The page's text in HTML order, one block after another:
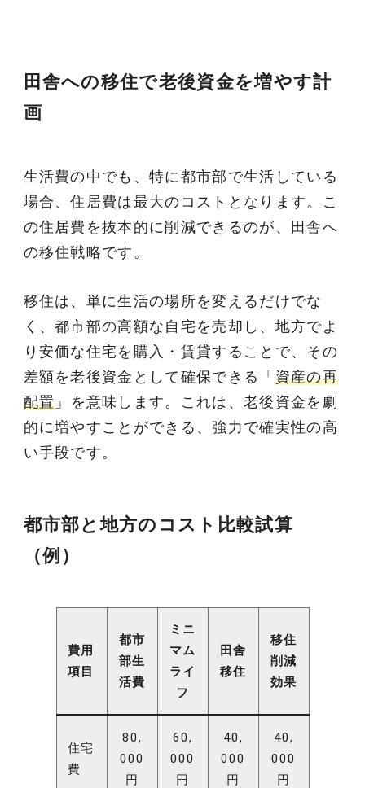
田舎への移住で老後資金を増やす計
画
生活費の中でも、特に都市部で生活している
場合、住居費は最大のコストとなります。こ
の住居費を抜本的に削減できるのが、田舎へ
の移住戦略です。
移住は、単に生活の場所を変えるだけでな
く、都市部の高額な自宅を売却し、地方でよ
り安価な住宅を購入・賃貸することで、その
差額を老後資金として確保できる「資産の再
配置 」を意味します。これは、老後資金を劇
的に増やすことができる、強力で確実性の高
い手段です。
都市部と地方のコスト比較試算
（例）
費用
項目
都市
部生
活費
ミニ
マム
ライ
フ
田舎
移住
移住
削減
効果
住宅
費
80,
000
円
60,
000
円
40,
000
円
40,
000
円